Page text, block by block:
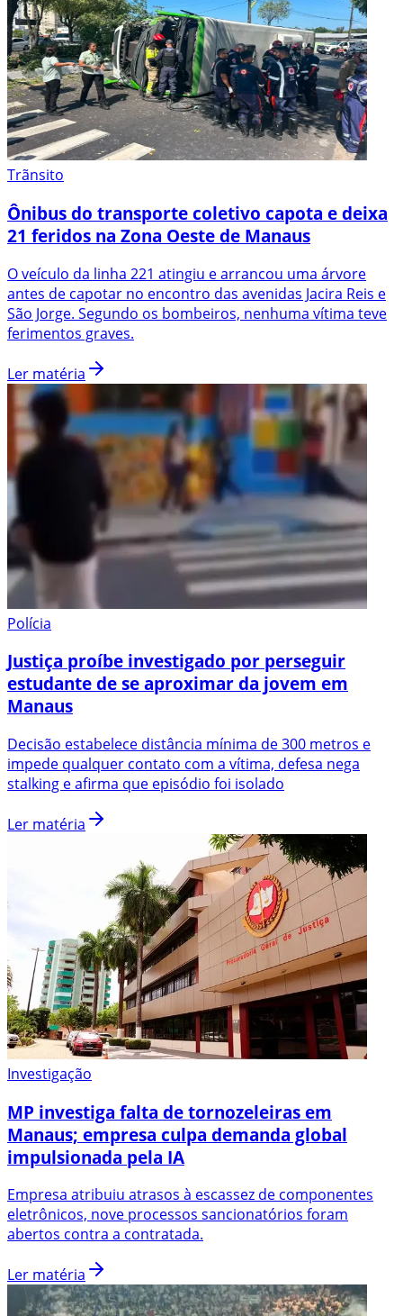
Trãnsito
Ônibus do transporte coletivo capota e deixa
21 feridos na Zona Oeste de Manaus
O veículo da linha 221 atingiu e arrancou uma árvore
antes de capotar no encontro das avenidas Jacira Reis e
São Jorge. Segundo os bombeiros, nenhuma vítima teve
ferimentos graves.
Ler matéria
Polícia
Justiça proíbe investigado por perseguir
estudante de se aproximar da jovem em
Manaus
Decisão estabelece distância mínima de 300 metros e
impede qualquer contato com a vítima, defesa nega
stalking e afirma que episódio foi isolado
Ler matéria
Investigação
MP investiga falta de tornozeleiras em
Manaus; empresa culpa demanda global
impulsionada pela IA
Empresa atribuiu atrasos à escassez de componentes
eletrônicos, nove processos sancionatórios foram
abertos contra a contratada.
Ler matéria